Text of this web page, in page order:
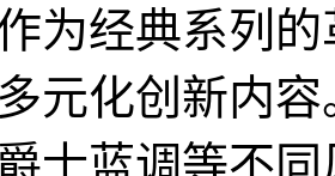
为经典系列
元化创新内
士蓝调等不